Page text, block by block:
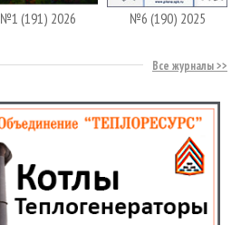
№1 (191) 2026 №6 (190) 2025
Все журналы